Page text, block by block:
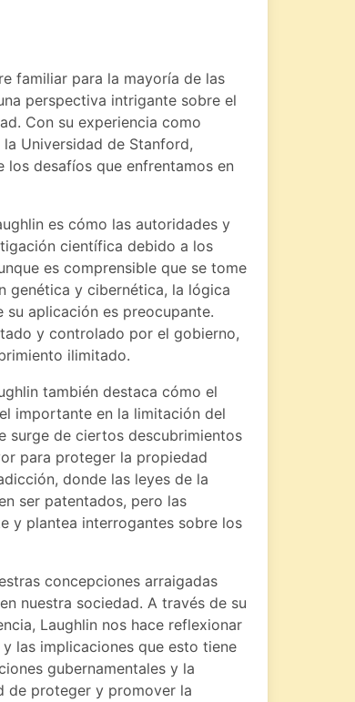
familiar para la mayoría de las
perspectiva intrigante sobre el
Con su experiencia como
Universidad de Stanford,
desafíos que enfrentamos en
es cómo las autoridades y
científica debido a los
es comprensible que se tome
genética y cibernética, la lógica
aplicación es preocupante.
y controlado por el gobierno,
ilimitado.
también destaca cómo el
importante en la limitación del
surge de ciertos descubrimientos
para proteger la propiedad
donde las leyes de la
ser patentados, pero las
y plantea interrogantes sobre los
concepciones arraigadas
nuestra sociedad. A través de su
Laughlin nos hace reflexionar
las implicaciones que esto tiene
gubernamentales y la
de proteger y promover la